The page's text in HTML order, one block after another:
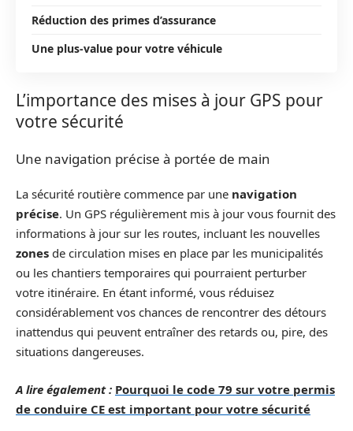
Réduction des primes d’assurance
Une plus-value pour votre véhicule
L’importance des mises à jour GPS pour
votre sécurité
Une navigation précise à portée de main
La sécurité routière commence par une navigation
précise. Un GPS régulièrement mis à jour vous fournit des
informations à jour sur les routes, incluant les nouvelles
zones de circulation mises en place par les municipalités
ou les chantiers temporaires qui pourraient perturber
votre itinéraire. En étant informé, vous réduisez
considérablement vos chances de rencontrer des détours
inattendus qui peuvent entraîner des retards ou, pire, des
situations dangereuses.
A lire également : Pourquoi le code 79 sur votre permis
de conduire CE est important pour votre sécurité